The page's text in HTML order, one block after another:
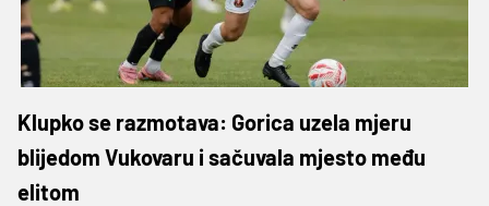
Klupko se razmotava: Gorica uzela mjeru
blijedom Vukovaru i sačuvala mjesto među
elitom